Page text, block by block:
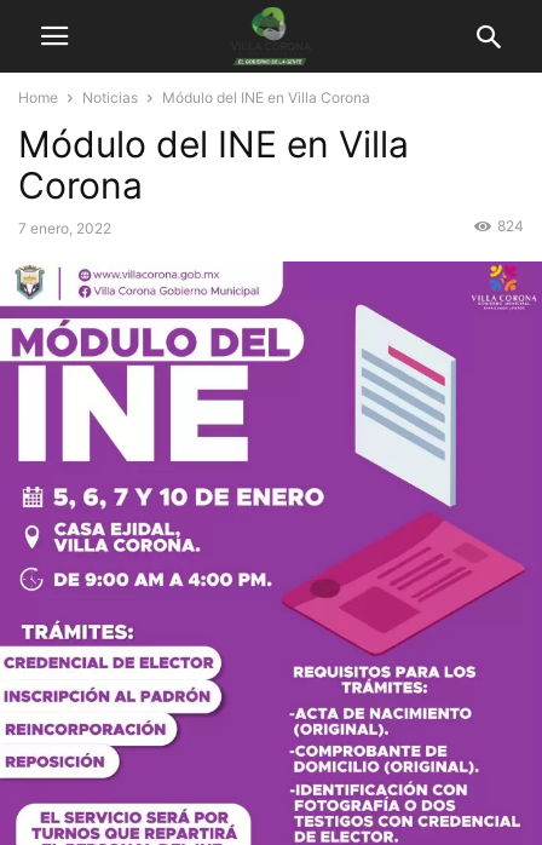
Home Noticias Módulo del INE en Villa Corona
Módulo del INE en Villa
Corona
7 enero, 2022 824